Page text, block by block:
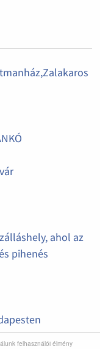
felhasználói élmény
ahol az
pihenés